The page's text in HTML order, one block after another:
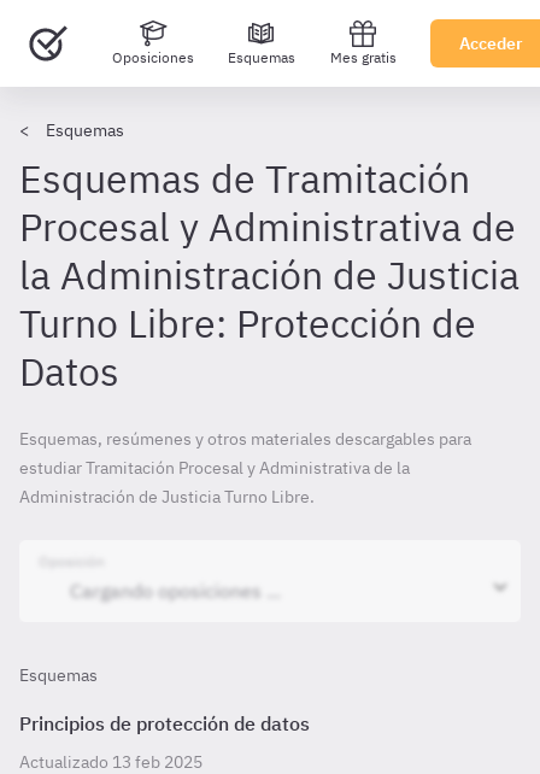
Oposiciones Esquemas Mes gratis
Acceder
Esquemas
Esquemas de Tramitación
Procesal y Administrativa de
la Administración de Justicia
Turno Libre: Protección de
Datos
Esquemas, resúmenes y otros materiales descargables para
estudiar Tramitación Procesal y Administrativa de la
Administración de Justicia Turno Libre.
Esquemas
Principios de protección de datos
Actualizado 13 feb 2025